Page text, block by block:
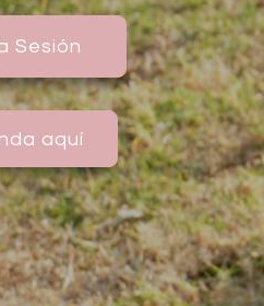
Sesión
aquí